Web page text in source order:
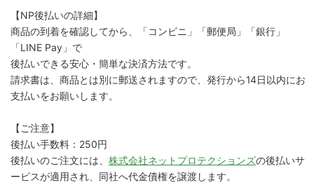
【NP後払いの詳細】
商品の到着を確認してから、「コンビニ」「郵便局」「銀行」
「LINE Pay」で
後払いできる安心・簡単な決済方法です。
請求書は、商品とは別に郵送されますので、発行から14日以内にお
支払いをお願いします。
【ご注意】
後払い手数料：250円
後払いのご注文には、 株式会社ネットプロテクションズの後払いサ
ービスが適用され、同社へ代金債権を譲渡します。